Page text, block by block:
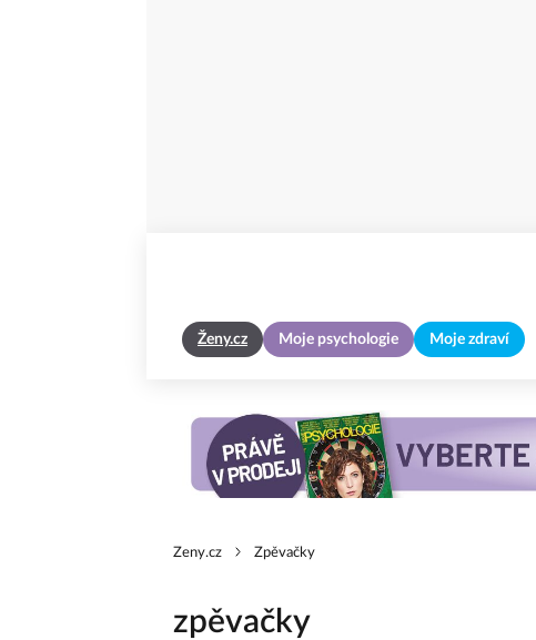
Ženy.cz Moje psychologie Moje zdraví
Zeny.cz Zpěvačky
zpěvačky